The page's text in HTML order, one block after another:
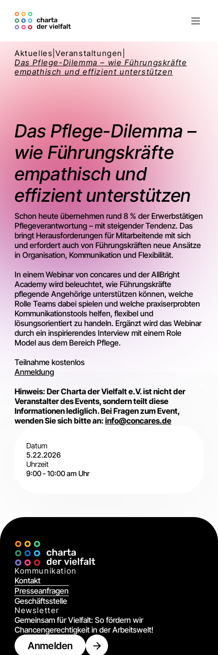
Aktuelles |Veranstaltungen
Das Pflege-Dilemma – wie Führungskräfte
empathisch und effizient unterstützen
Das Pflege-Dilemma –
wie Führungskräfte
empathisch und
effizient unterstützen
Schon heute übernehmen rund 8 % der Erwerbstätigen
Pflegeverantwortung – mit steigender Tendenz. Das
bringt Herausforderungen für Mitarbeitende mit sich
und erfordert auch von Führungskräften neue Ansätze
in Organisation, Kommunikation und Flexibilität.
In einem Webinar von concares und der AllBright
Academy wird beleuchtet, wie Führungskräfte
pflegende Angehörige unterstützen können, welche
Rolle Teams dabei spielen und welche praxiserprobten
Kommunikationstools helfen, flexibel und
lösungsorientiert zu handeln. Ergänzt wird das Webinar
durch ein inspirierendes Interview mit einem Role
Model aus dem Bereich Pflege.
Teilnahme kostenlos
Anmeldung
Hinweis: Der Charta der Vielfalt e.V. ist nicht der
Veranstalter des Events, sondern teilt diese
Informationen lediglich. Bei Fragen zum Event,
wenden Sie sich bitte an: info@concares.de
Datum
5.22.2026
Uhrzeit
9:00-10:00 am Uhr
Digital
Kommunikation
Kontakt
Presseanfragen
Geschäftsstelle
Newsletter
Gemeinsam für Vielfalt: So fördern wir
Chancengerechtigkeit in der Arbeitswelt!
Anmelden